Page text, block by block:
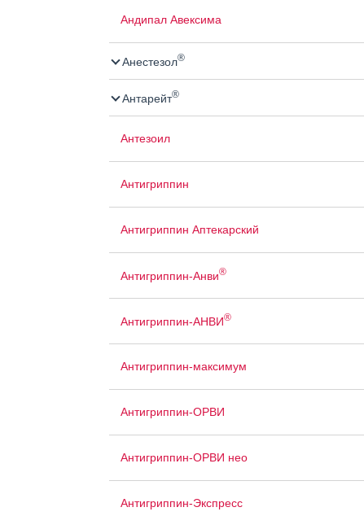
Андипал Авексима
Анестезол®
Антарейт®
Антезоил
Антигриппин
Антигриппин Аптекарский
Антигриппин-Анви®
Антигриппин-АНВИ®
Антигриппин-максимум
Антигриппин-ОРВИ
Антигриппин-ОРВИ нео
Антигриппин-Экспресс